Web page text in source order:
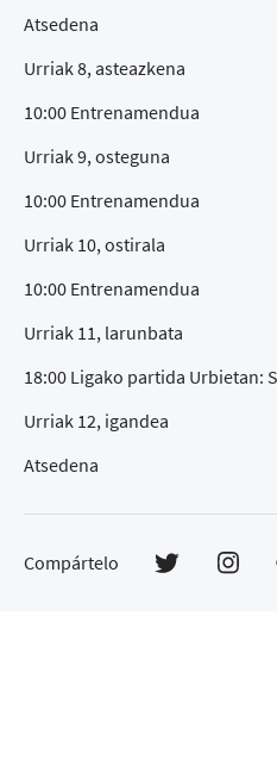
Atsedena
Urriak 8, asteazkena
10:00 Entrenamendua
Urriak 9, osteguna
10:00 Entrenamendua
Urriak 10, ostirala
10:00 Entrenamendua
Urriak 11, larunbata
18:00 Ligako partida Urbietan:
Urriak 12, igandea
Atsedena
Compártelo